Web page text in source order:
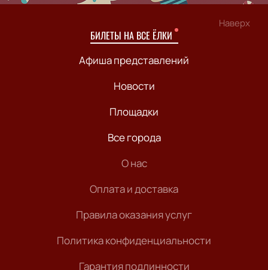
Наверх
БИЛЕТЫ НА ВСЕ ЁЛКИ
Афиша представлений
Новости
Площадки
Все города
О нас
Оплата и доставка
Правила оказания услуг
Политика конфиденциальности
Гарантия подлинности